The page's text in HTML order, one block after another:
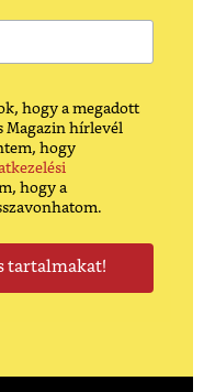
hogy a megadott
Magazin hírlevél
hogy
hogy a